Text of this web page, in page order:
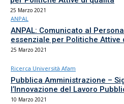
25 Marzo 2021
ANPAL
ANPAL: Comunicato al
essenziale per Politiche Attive
25 Marzo 2021
Ricerca Università Afam
Pubblica Amministrazione –
l’Innovazione del Lavoro
10 Marzo 2021